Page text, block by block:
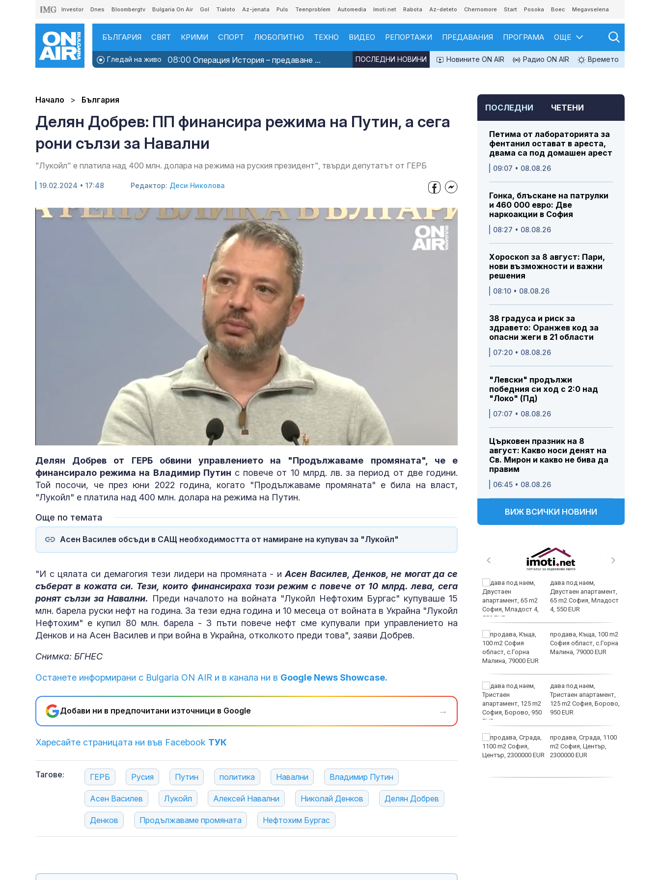
Investor Dnes Bloombergtv Bulgaria On Air Gol Tialoto Az-jenata Puls Teenproblem Automedia Imoti.net Rabota Az-deteto Chernomore Start Posoka Boec Megavselena
БЪЛГАРИЯ СВЯТ КРИМИ СПОРТ ЛЮБОПИТНО ТЕХНО ВИДЕО РЕПОРТАЖИ ПРЕДАВАНИЯ ПРОГРАМА ОЩЕ
Гледай на живо 08:00 Операция История – предаване ... Новините ON AIR Радио ON AIR Времето
ПОСЛЕДНИ НОВИНИ
Начало България
Делян Добрев: ПП финансира режима на Путин, а сега
рони сълзи за Навални
"Лукойл" е платила над 400 млн. долара на режима на руския президент", твърди депутатът от ГЕРБ
19.02.2024 • 17:48 Редактор: Деси Николова
Делян Добрев от ГЕРБ обвини управлението на "Продължаваме промяната", че е
финансирало режима на Владимир Путин с повече от 10 млрд. лв. за период от две години.
Той посочи, че през юни 2022 година, когато "Продължаваме промяната" е била на власт,
"Лукойл" е платила над 400 млн. долара на режима на Путин.
Още по темата
Асен Василев обсъди в САЩ необходимостта от намиране на купувач за "Лукойл"
"И с цялата си демагогия тези лидери на промяната - иАсен Василев, Денков, не могат да се
съберат в кожата си. Тези, които финансираха този режим с повече от 10 млрд. лева, сега
ронят сълзи за Навални. Преди началото на войната "Лукойл Нефтохим Бургас" купуваше 15
млн. барела руски нефт на година. За тези една година и 10 месеца от войната в Украйна "Лукойл
Нефтохим" е купил 80 млн. барела - 3 пъти повече нефт сме купували при управлението на
Денков и на Асен Василев и при война в Украйна, отколкото преди това", заяви Добрев.
Снимка: БГНЕС
Останете информирани с Bulgaria ON AIR и в канала ни в Google News Showcase.
Добави ни в предпочитани източници в Google →
Харесайте страницата ни във Facebook ТУК
Тагове: ГЕРБ Русия Путин политика Навални Владимир Путин
Асен Василев Лукойл Алексей Навални Николай Денков Делян Добрев
Денков Продължаваме промяната Нефтохим Бургас
ПОСЛЕДНИ ЧЕТЕНИ
Петима от лабораторията за
фентанил остават в ареста,
двама са под домашен арест
09:07 • 08.08.26
Гонка, блъскане на патрулки
и 460 000 евро: Две
наркоакции в София
08:27 • 08.08.26
Хороскоп за 8 август: Пари,
нови възможности и важни
решения
08:10 • 08.08.26
38 градуса и риск за
здравето: Оранжев код за
опасни жеги в 21 области
07:20 • 08.08.26
"Левски" продължи
победния си ход с 2:0 над
"Локо" (Пд)
07:07 • 08.08.26
Църковен празник на 8
август: Какво носи денят на
Св. Мирон и какво не бива да
правим
06:45 • 08.08.26
ВИЖ ВСИЧКИ НОВИНИ
Променят движението
на пет трамвая от
днес до 30 август
Испания предаде на
петима от обвинените
разпространение на
Топлинен удар и
дехидратация при
кърмачета: какво
трябва да знаят
Кървене след секс –
бебета по света са
кърмени през първите
дава под наем,
Двустаен апартамент,
65 m2 София, Младост
4, 550 EUR
продава, Къща, 100 m2
София област, с.Горна
Малина, 79000 EUR
дава под наем,
Тристаен апартамент,
125 m2 София, Борово,
950 EUR
продава, Сграда, 1100
m2 София, Център,
2300000 EUR